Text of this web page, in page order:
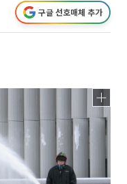
구글 선호매체 추가